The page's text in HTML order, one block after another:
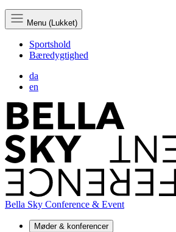
Menu (Lukket)
Sportshold
Bæredygtighed
da
en
Bella Sky Conference & Event
Møder & konferencer